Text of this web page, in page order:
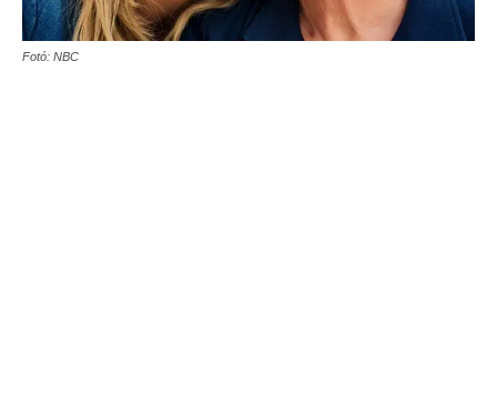
Fotó: NBC